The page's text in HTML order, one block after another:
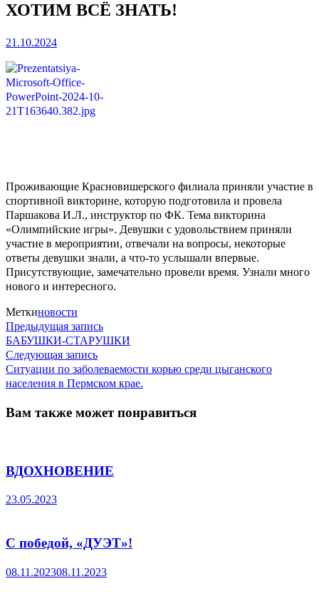
ХОТИМ ВСЁ ЗНАТЬ!
21.10.2024
Проживающие Красновишерского филиала приняли участие в
спортивной викторине, которую подготовила и провела
Паршакова И.Л., инструктор по ФК. Тема викторина
«Олимпийские игры». Девушки с удовольствием приняли
участие в мероприятии, отвечали на вопросы, некоторые
ответы девушки знали, а что-то услышали впервые.
Присутствующие, замечательно провели время. Узнали много
нового и интересного.
Меткиновости
Навигация
по
записям
Предыдущая записьПредыдущая
запись:
БАБУШКИ-СТАРУШКИ
Следующая записьСледующая
запись:
Ситуации по заболеваемости корью среди цыганского
населения в Пермском крае.
Вам также может понравиться
ВДОХНОВЕНИЕ
23.05.2023
С победой, «ДУЭТ»!
08.11.202308.11.2023